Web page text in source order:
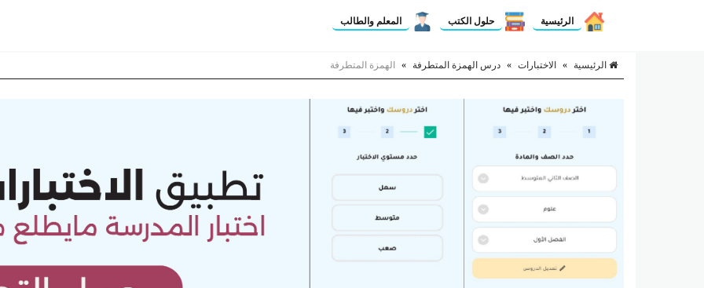
الرئيسية حلول الكتب المعلم والطالب
الرئيسية » الاختبارات » درس الهمزة المتطرفة » الهمزة المتطرفة